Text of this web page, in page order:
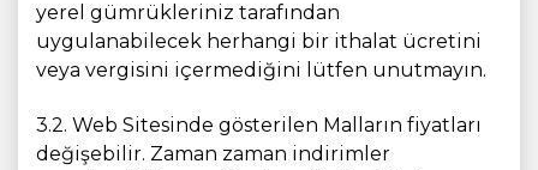
yerel gümrükleriniz tarafından
uygulanabilecek herhangi bir ithalat ücretini
veya vergisini içermediğini lütfen unutmayın.
3.2. Web Sitesinde gösterilen Malların fiyatları
değişebilir. Zaman zaman indirimler